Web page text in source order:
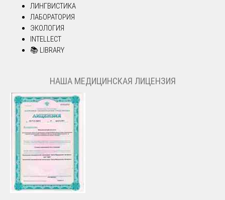
ЛИНГВИСТИКА
ЛАБОРАТОРИЯ
ЭКОЛОГИЯ
INTELLECT
📚 LIBRARY
НАША МЕДИЦИНСКАЯ ЛИЦЕНЗИЯ